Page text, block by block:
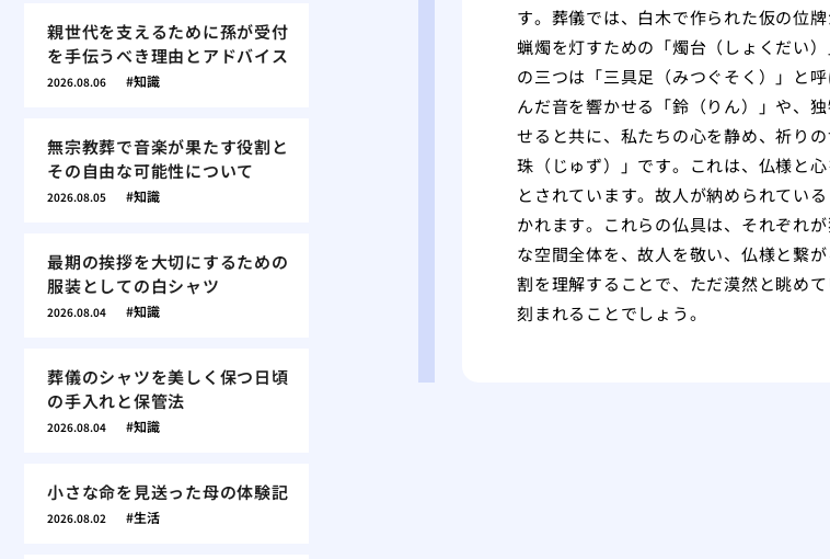
す。葬儀では、白木で作られた仮の位
蝋燭を灯すための「燭台（しょくだい
の三つは「三具足（みつぐそく）」と
んだ音を響かせる「鈴（りん）」や、
せると共に、私たちの心を静め、祈り
珠（じゅず）」です。これは、仏様と
とされています。故人が納められてい
かれます。これらの仏具は、それぞれ
な空間全体を、故人を敬い、仏様と繋
割を理解することで、ただ漠然と眺め
刻まれることでしょう。
親世代を支えるために孫が受付
を手伝うべき理由とアドバイス
2026.08.06 知識
無宗教葬で音楽が果たす役割と
その自由な可能性について
2026.08.05 知識
最期の挨拶を大切にするための
服装としての白シャツ
2026.08.04 知識
葬儀のシャツを美しく保つ日頃
の手入れと保管法
2026.08.04 知識
小さな命を見送った母の体験記
2026.08.02 生活